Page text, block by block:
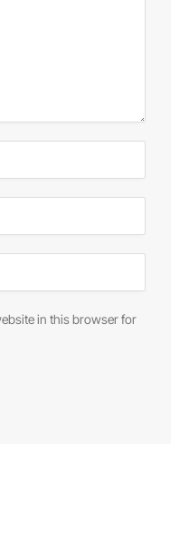
in this browser for